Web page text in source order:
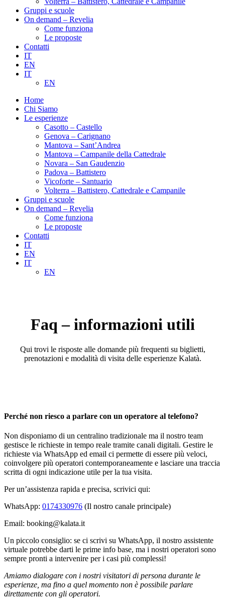
Gruppi e scuole
On demand – Revelia
Come funziona
Le proposte
Contatti
IT
EN
IT
EN
Home
Chi Siamo
Le esperienze
Casotto – Castello
Genova – Carignano
Mantova – Sant’Andrea
Mantova – Campanile della Cattedrale
Novara – San Gaudenzio
Padova – Battistero
Vicoforte – Santuario
Volterra – Battistero, Cattedrale e Campanile
Gruppi e scuole
On demand – Revelia
Come funziona
Le proposte
Contatti
IT
EN
IT
EN
Faq – informazioni utili
Qui trovi le risposte alle domande più frequenti su biglietti,
prenotazioni e modalità di visita delle esperienze Kalatà.
Perché non riesco a parlare con un operatore al telefono?
Non disponiamo di un centralino tradizionale ma il nostro team
gestisce le richieste in tempo reale tramite canali digitali. Gestire le
richieste via WhatsApp ed email ci permette di essere più veloci,
coinvolgere più operatori contemporaneamente e lasciare una traccia
scritta di ogni indicazione utile per la tua visita.
Per un’assistenza rapida e precisa, scrivici qui:
WhatsApp: 0174330976 (Il nostro canale principale)
Email: booking@kalata.it
Un piccolo consiglio: se ci scrivi su WhatsApp, il nostro assistente
virtuale potrebbe darti le prime info base, ma i nostri operatori sono
sempre pronti a intervenire per i casi più complessi!
Amiamo dialogare con i nostri visitatori di persona durante le
esperienze, ma fino a quel momento non è possibile parlare
direttamente con gli operatori.